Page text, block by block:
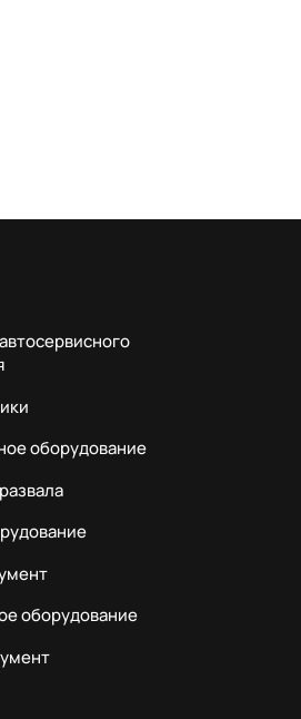
оборудование
оборудование